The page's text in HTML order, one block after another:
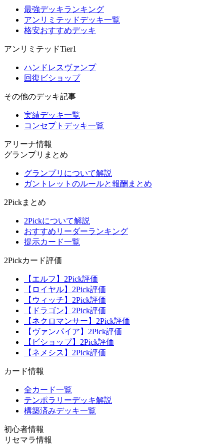
最強デッキランキング
アンリミテッドデッキ一覧
格安おすすめデッキ
アンリミテッドTier1
ハンドレスヴァンプ
回復ビショップ
その他のデッキ記事
実績デッキ一覧
コンセプトデッキ一覧
アリーナ情報
グランプリまとめ
グランプリについて解説
ガントレットのルールと報酬まとめ
2Pickまとめ
2Pickについて解説
おすすめリーダーランキング
提示カード一覧
2Pickカード評価
【エルフ】2Pick評価
【ロイヤル】2Pick評価
【ウィッチ】2Pick評価
【ドラゴン】2Pick評価
【ネクロマンサー】2Pick評価
【ヴァンパイア】2Pick評価
【ビショップ】2Pick評価
【ネメシス】2Pick評価
カード情報
全カード一覧
テンポラリーデッキ解説
構築済みデッキ一覧
初心者情報
リセマラ情報